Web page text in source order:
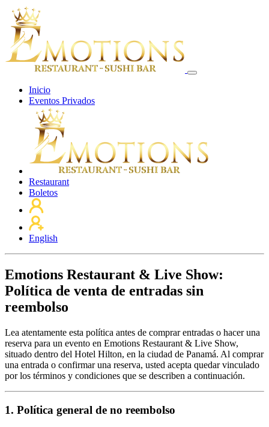
Inicio
Eventos Privados
Restaurant
Boletos
English
Emotions Restaurant & Live Show:
Política de venta de entradas sin
reembolso
Lea atentamente esta política antes de comprar entradas o hacer una
reserva para un evento en Emotions Restaurant & Live Show,
situado dentro del Hotel Hilton, en la ciudad de Panamá. Al comprar
una entrada o confirmar una reserva, usted acepta quedar vinculado
por los términos y condiciones que se describen a continuación.
1. Política general de no reembolso